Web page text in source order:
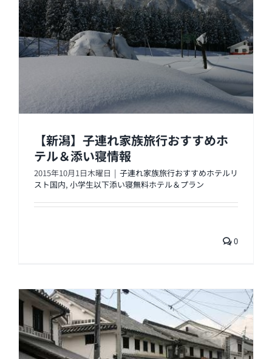
【新潟】子連れ家族旅行おすすめホ
テル＆添い寝情報
2015年10月1日木曜日 | 子連れ家族旅行おすすめホテルリ
スト国内, 小学生以下添い寝無料ホテル＆プラン
0